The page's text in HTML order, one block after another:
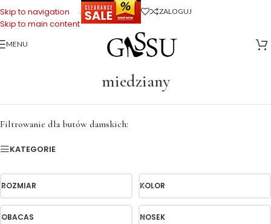
Skip to navigation
Skip to main content
. ZALOGUJ
MENU
miedziany
Filtrowanie dla butów damskich:
KATEGORIE
ROZMIAR KOLOR
OBACAS NOSEK